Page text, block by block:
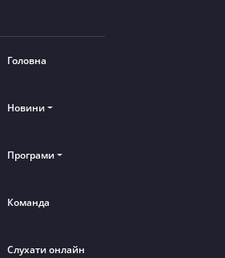
Головна
Новини
Програми
Команда
Слухати онлайн